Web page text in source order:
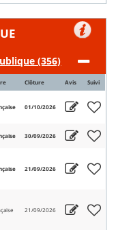
(356)
Clôture Avis Suivi
01/10/2026
30/09/2026
21/09/2026
21/09/2026